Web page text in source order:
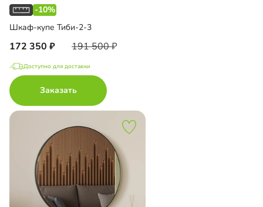
-10%
Шкаф-купе Тиби-2-3
172 350 191 500
Доступно для доставки
Заказать